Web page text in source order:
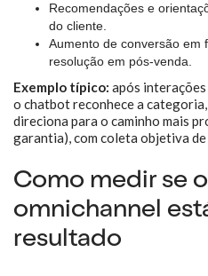
Recomendações e
do cliente.
Aumento de conversão em
resolução em pós-venda.
Exemplo típico: após
o chatbot reconhece a
direciona para o caminho mais
garantia), com coleta objetiva
Como medir se
omnichannel
resultado